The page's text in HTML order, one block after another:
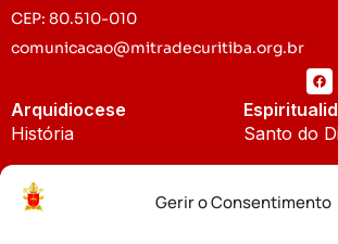
Gerir o Consentimento
CEP: 80.510-010
comunicacao@mitradecuritiba.org.br
Arquidiocese
História
Padroeira
Santo do